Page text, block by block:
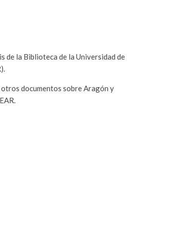
de la Biblioteca de la Universidad de
documentos sobre Aragón y